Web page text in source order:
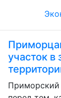
участок в
Приморский